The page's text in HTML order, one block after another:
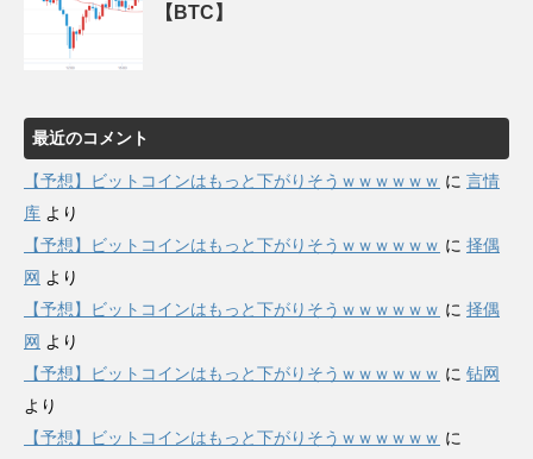
【BTC】
最近のコメント
【予想】ビットコインはもっと下がりそうｗｗｗｗｗｗ に 言情
库 より
【予想】ビットコインはもっと下がりそうｗｗｗｗｗｗ に 择偶
网 より
【予想】ビットコインはもっと下がりそうｗｗｗｗｗｗ に 择偶
网 より
【予想】ビットコインはもっと下がりそうｗｗｗｗｗｗ に 钻网
より
【予想】ビットコインはもっと下がりそうｗｗｗｗｗｗ に